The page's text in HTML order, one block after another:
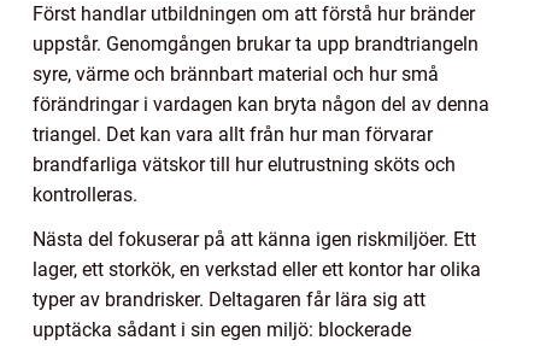
Först handlar utbildningen om att förstå hur bränder
uppstår. Genomgången brukar ta upp brandtriangeln
syre, värme och brännbart material och hur små
förändringar i vardagen kan bryta någon del av denna
triangel. Det kan vara allt från hur man förvarar
brandfarliga vätskor till hur elutrustning sköts och
kontrolleras.
Nästa del fokuserar på att känna igen riskmiljöer. Ett
lager, ett storkök, en verkstad eller ett kontor har olika
typer av brandrisker. Deltagaren får lära sig att
upptäcka sådant i sin egen miljö: blockerade